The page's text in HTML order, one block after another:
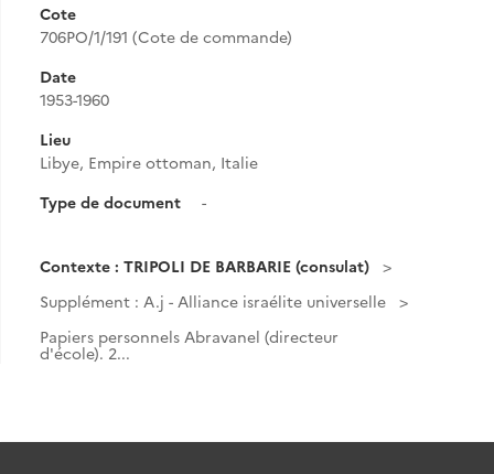
Cote
706PO/1/191 (Cote de commande)
Date
1953-1960
Lieu
Libye, Empire ottoman, Italie
Type de document
-
Contexte : TRIPOLI DE BARBARIE (consulat)
Supplément : A.j - Alliance israélite universelle
Papiers personnels Abravanel (directeur
d'école). 2...